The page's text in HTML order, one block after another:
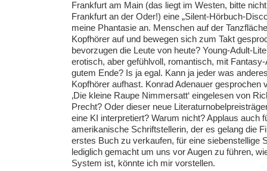
Frankfurt am Main (das liegt im Westen, bitte
Frankfurt an der Oder!) eine „Silent-Hörbuch-
meine Phantasie an. Menschen auf der
Kopfhörer auf und bewegen sich zum Takt
bevorzugen die Leute von heute? Young-Adult-
erotisch, aber gefühlvoll, romantisch, mit Fantasy-
gutem Ende? Is ja egal. Kann ja jeder was
Kopfhörer aufhast. Konrad Adenauer gesprochen
‚Die kleine Raupe Nimmersatt‘ eingelesen von
Precht? Oder dieser neue
eine KI interpretiert? Warum nicht? Applaus auch
amerikanische Schriftstellerin, der es gelang die
erstes Buch zu verkaufen, für eine siebenstellige
lediglich gemacht um uns vor Augen zu führen,
System ist, könnte ich mir vorstellen.